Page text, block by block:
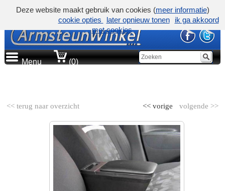
Menu (0)
<< terug naar overzicht volgende >>
<< vorige
Deze website maakt gebruik van cookies (meer informatie)
cookie opties
later opnieuw tonen
ik ga akkoord
met cookies